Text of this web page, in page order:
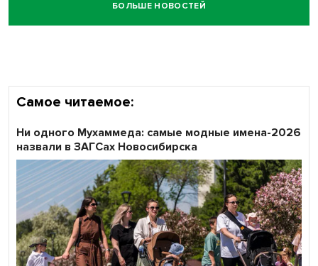
Честный выбор: видеонаблюдение обеспечит
объективность результатов ЕДГ в Новосибирской
БОЛЬШЕ НОВОСТЕЙ
Самое читаемое:
Ни одного Мухаммеда: самые модные имена-2026
назвали в ЗАГСах Новосибирска